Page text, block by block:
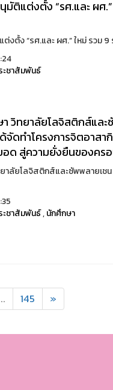
ติแต่งตั้ง “รศ.และ ผศ
งตั้ง “รศ.และ ผศ.” ใหม่ รวม 9
ะชาสัมพันธ์
วิทยาลัยโลจิสติกส์แล
จัดทำโครงการจิตอาส
ด สู่ความยั่งยืนของคร
าลัยโลจิสติกส์และซัพพลายเช
ะชาสัมพันธ์,นักศึกษา
145 »